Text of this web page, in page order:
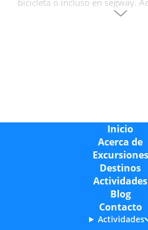
bicicleta o incluso en segway.
guía detallada para que
de itinerarios guiados. Desde
tradicionales hasta visitas
Ayuntamiento, hay opciones
En los últimos años, incluso se
tour al Cementerio de Palma,
arquitectura y las historias que
rincones. Además, durante el
Inicio
Acerca de
Excursiones
Destinos
Actividades
Blog
Contacto
Actividades